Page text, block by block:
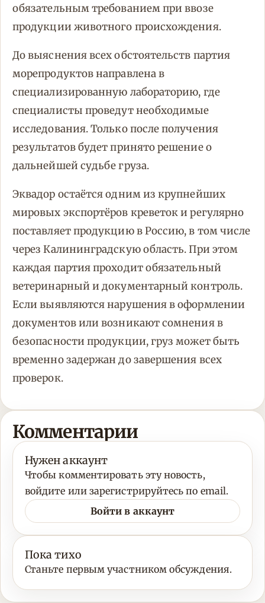
обязательным требованием при ввозе
продукции животного происхождения.
До выяснения всех обстоятельств партия
морепродуктов направлена в
специализированную лабораторию, где
специалисты проведут необходимые
исследования. Только после получения
результатов будет принято решение о
дальнейшей судьбе груза.
Эквадор остаётся одним из крупнейших
мировых экспортёров креветок и регулярно
поставляет продукцию в Россию, в том числе
через Калининградскую область. При этом
каждая партия проходит обязательный
ветеринарный и документарный контроль.
Если выявляются нарушения в оформлении
документов или возникают сомнения в
безопасности продукции, груз может быть
временно задержан до завершения всех
проверок.
Комментарии
Нужен аккаунт
Чтобы комментировать эту новость,
войдите или зарегистрируйтесь по email.
Войти в аккаунт
Пока тихо
Станьте первым участником обсуждения.